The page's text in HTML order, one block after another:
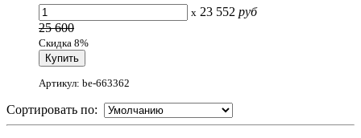
x 23 552 руб
25 600
Скидка 8%
Артикул: be-663362
Сортировать по: